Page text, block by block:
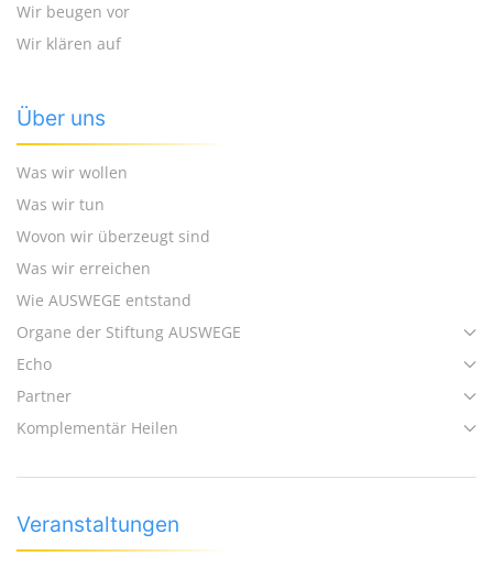
Wir beugen vor
Wir klären auf
Über uns
Was wir wollen
Was wir tun
Wovon wir überzeugt sind
Was wir erreichen
Wie AUSWEGE entstand
Organe der Stiftung AUSWEGE
Echo
Partner
Komplementär Heilen
Veranstaltungen